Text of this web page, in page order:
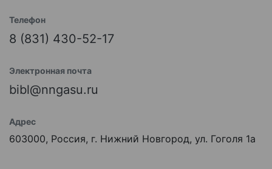
Телефон
8 (831) 430-52-17
Электронная почта
bibl@nngasu.ru
Адрес
603000, Россия, г. Нижний Новгород, ул. Гоголя 1а